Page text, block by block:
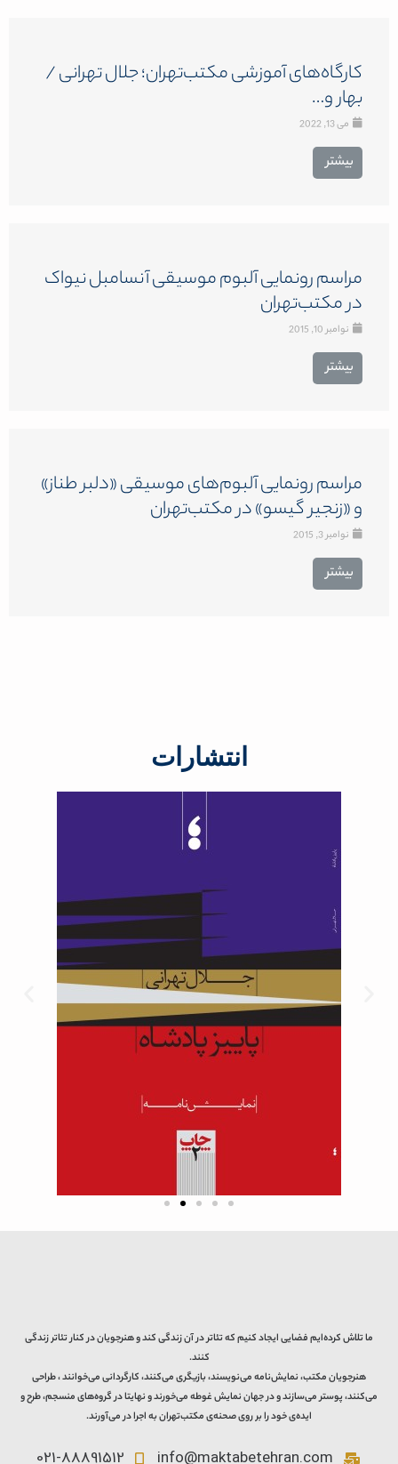
کارگاه‌های آموزشی مکتب‌تهران؛ جلال تهرانی /
بهار و…
می 13, 2022
بیشتر
مراسم رونمایی آلبوم موسیقی آنسامبل نیواک
در مکتب‌تهران
نوامبر 10, 2015
بیشتر
مراسم رونمایی آلبوم‌های موسیقی «دلبر طناز»
و «زنجیر گیسو» در مکتب‌تهران
نوامبر 3, 2015
بیشتر
انتشارات
ما تلاش کرده‌ایم فضایی ایجاد کنیم که تئاتر در آن زندگی کند و هنرجویان در کنار تئاتر زندگی
کنند.
هنرجویان مکتب، نمایش‌نامه می‌نویسند، بازیگری می‌کنند، کارگردانی می‌خوانند ، طراحی
می‌کنند، پوستر می‌سازند و در جهان نمایش غوطه می‌خورند و نهایتا در گروه‌های منسجم، طرح و
ایده‌ی خود را بر روی صحنه‌ی مکتب‌تهران به اجرا در می‌آورند.
info@maktabetehran.com
021-88891512